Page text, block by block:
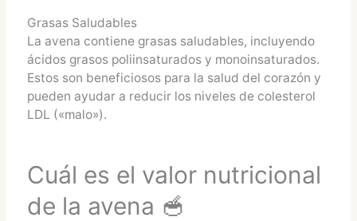
Grasas Saludables
La avena contiene grasas saludables, incluyendo
ácidos grasos poliinsaturados y monoinsaturados.
Estos son beneficiosos para la salud del corazón y
pueden ayudar a reducir los niveles de colesterol
LDL («malo»).
Cuál es el valor nutricional
de la avena 🥣